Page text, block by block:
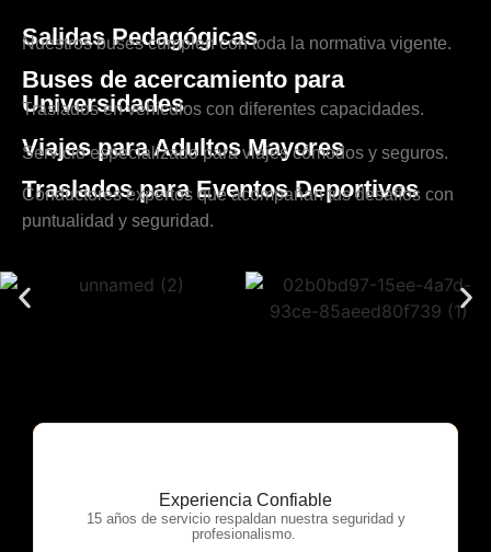
Salidas Pedagógicas
Nuestros buses cumplen con toda la normativa vigente.
Buses de acercamiento para
Universidades
Traslados en vehículos con diferentes capacidades.
Viajes para Adultos Mayores
Servicio especializado para viajes cómodos y seguros.
Traslados para Eventos Deportivos
Conductores expertos que acompañan tus desafíos con
puntualidad y seguridad.
Experiencia Confiable
15 años de servicio respaldan nuestra seguridad y
profesionalismo.
OTP Servicios